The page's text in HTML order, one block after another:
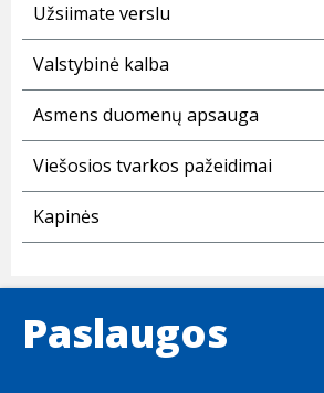
Užsiimate verslu
Valstybinė kalba
Asmens duomenų apsauga
Viešosios tvarkos pažeidimai
Kapinės
Paslaugos